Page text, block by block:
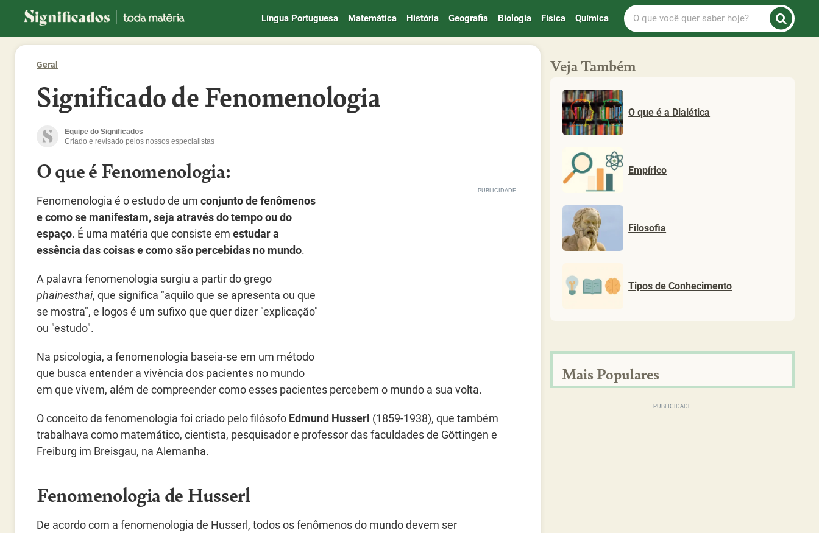
Significados
Língua Portuguesa Matemática História Geografia Biologia Física Química
O
que
você
saber
Geral
Significado de Fenomenologia
Equipe do Significados
Criado e revisado pelos nossos especialistas
O que é Fenomenologia:
Fenomenologia é o estudo de um conjunto de fenômenos
e como se manifestam, seja através do tempo ou do
espaço. É uma matéria que consiste em estudar a
essência das coisas e como são percebidas no mundo.
A palavra fenomenologia surgiu a partir do grego
phainesthai, que significa "aquilo que se apresenta ou que
se mostra", e logos é um sufixo que quer dizer "explicação"
ou "estudo".
Na psicologia, a fenomenologia baseia-se em um método
que busca entender a vivência dos pacientes no mundo
em que vivem, além de compreender como esses pacientes percebem o mundo a sua volta.
O conceito da fenomenologia foi criado pelo filósofo Edmund Husserl (1859-1938), que também
trabalhava como matemático, cientista, pesquisador e professor das faculdades de Göttingen e
Freiburg im Breisgau, na Alemanha.
Fenomenologia de Husserl
De acordo com a fenomenologia de Husserl, todos os fenômenos do mundo devem ser
Veja Também
O que é a Dialética
Empírico
Filosofia
Tipos de Conhecimento
Mais Populares